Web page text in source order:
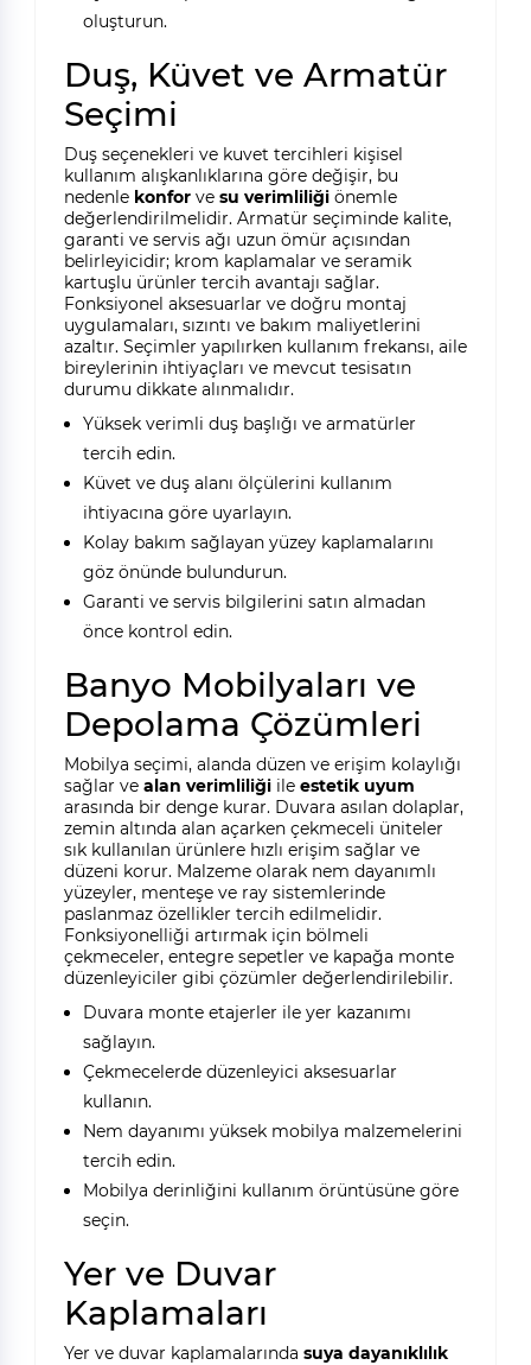
oluşturun.
Duş, Küvet ve Armatür
Seçimi
Duş seçenekleri ve kuvet tercihleri kişisel
kullanım alışkanlıklarına göre değişir, bu
nedenle konforve su verimliliğiönemle
değerlendirilmelidir. Armatür seçiminde kalite,
garanti ve servis ağı uzun ömür açısından
belirleyicidir; krom kaplamalar ve seramik
kartuşlu ürünler tercih avantajı sağlar.
Fonksiyonel aksesuarlar ve doğru montaj
uygulamaları, sızıntı ve bakım maliyetlerini
azaltır. Seçimler yapılırken kullanım frekansı, aile
bireylerinin ihtiyaçları ve mevcut tesisatın
durumu dikkate alınmalıdır.
Yüksek verimli duş başlığı ve armatürler
tercih edin.
Küvet ve duş alanı ölçülerini kullanım
ihtiyacına göre uyarlayın.
Kolay bakım sağlayan yüzey kaplamalarını
göz önünde bulundurun.
Garanti ve servis bilgilerini satın almadan
önce kontrol edin.
Banyo Mobilyaları ve
Depolama Çözümleri
Mobilya seçimi, alanda düzen ve erişim kolaylığı
sağlar ve alan verimliliğiile estetik uyum
arasında bir denge kurar. Duvara asılan dolaplar,
zemin altında alan açarken çekmeceli üniteler
sık kullanılan ürünlere hızlı erişim sağlar ve
düzeni korur. Malzeme olarak nem dayanımlı
yüzeyler, menteşe ve ray sistemlerinde
paslanmaz özellikler tercih edilmelidir.
Fonksiyonelliği artırmak için bölmeli
çekmeceler, entegre sepetler ve kapağa monte
düzenleyiciler gibi çözümler değerlendirilebilir.
Duvara monte etajerler ile yer kazanımı
sağlayın.
Çekmecelerde düzenleyici aksesuarlar
kullanın.
Nem dayanımı yüksek mobilya malzemelerini
tercih edin.
Mobilya derinliğini kullanım örüntüsüne göre
seçin.
Yer ve Duvar
Kaplamaları
Yer ve duvar kaplamalarında suya dayanıklılık